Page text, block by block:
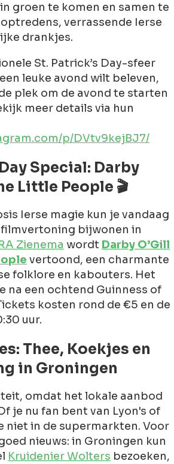
groen te komen en samen te
verrassende Ierse
drankjes.
St. Patrick’s Day-sfeer
leuke avond wilt beleven,
plek om de avond te starten
meer details via hun
p/DVtv9kejBJ7/
Special: Darby
Little People 🎬
Ierse magie kun je vandaag
bijwonen in
Zienema wordt Darby O’Gill
vertoond, een charmante
folklore en kabouters. Het
na een ochtend Guinness of
kosten rond de €5 en de
uur.
Thee, Koekjes en
in Groningen
omdat het lokale aanbod
je nu fan bent van Lyon's of
niet in de supermarkten. Voor
nieuws: in Groningen kun
Kruidenier Wolters bezoeken,